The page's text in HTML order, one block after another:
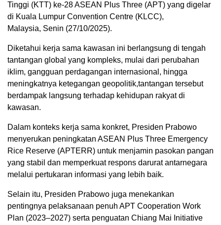
Tinggi (KTT) ke-28 ASEAN Plus Three (APT) yang digelar
di Kuala Lumpur Convention Centre (KLCC),
Malaysia, Senin (27/10/2025).
Diketahui kerja sama kawasan ini berlangsung di tengah
tantangan global yang kompleks, mulai dari perubahan
iklim, gangguan perdagangan internasional, hingga
meningkatnya ketegangan geopolitik,tantangan tersebut
berdampak langsung terhadap kehidupan rakyat di
kawasan.
Dalam konteks kerja sama konkret, Presiden Prabowo
menyerukan peningkatan ASEAN Plus Three Emergency
Rice Reserve (APTERR) untuk menjamin pasokan pangan
yang stabil dan memperkuat respons darurat antarnegara
melalui pertukaran informasi yang lebih baik.
Selain itu, Presiden Prabowo juga menekankan
pentingnya pelaksanaan penuh APT Cooperation Work
Plan (2023–2027) serta penguatan Chiang Mai Initiative